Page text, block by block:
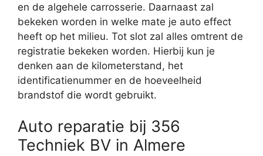
en de algehele carrosserie. Daarnaast zal
bekeken worden in welke mate je auto effect
heeft op het milieu. Tot slot zal alles omtrent de
registratie bekeken worden. Hierbij kun je
denken aan de kilometerstand, het
identificatienummer en de hoeveelheid
brandstof die wordt gebruikt.
Auto reparatie bij 356
Techniek BV in Almere